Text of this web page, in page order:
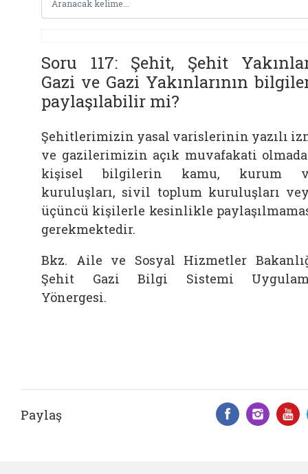
Soru 117: Şehit, Şehit
Gazi ve Gazi Yakınlarının
paylaşılabilir mi?
Şehitlerimizin yasal varislerinin yazılı
ve gazilerimizin açık muvafakati
kişisel bilgilerin kamu, kurum
kuruluşları, sivil toplum kuruluşları
üçüncü kişilerle kesinlikle
gerekmektedir.
Bkz. Aile ve Sosyal Hizmetler
Şehit Gazi Bilgi Sistemi
Yönergesi.
Paylaş